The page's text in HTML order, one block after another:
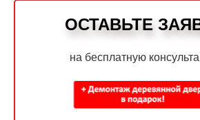
ОСТАВЬТЕ
на бесплатную